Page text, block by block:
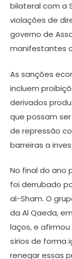
bilateral com a
violações de
governo de
manifestantes
As sanções
incluem
derivados
que possam
de repressão
barreiras a
No final do ano
foi derrubado
al-Sham. O
da Al Qaeda,
laços, e
sírios de forma
renegar essas